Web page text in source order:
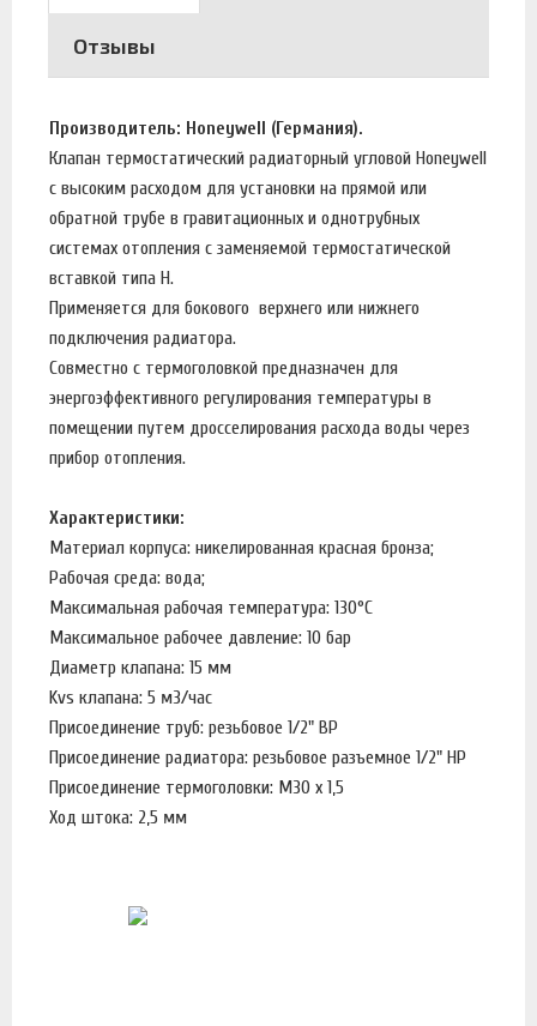
Отзывы
Производитель: Honeywell (Германия).
Клапан термостатический радиаторный угловой Honeywell
с высоким расходом для установки на прямой или
обратной трубе в гравитационных и однотрубных
системах отопления с заменяемой термостатической
вставкой типа H.
Применяется для бокового верхнего или нижнего
подключения радиатора.
Совместно с термоголовкой предназначен для
энергоэффективного регулирования температуры в
помещении путем дросселирования расхода воды через
прибор отопления.
Характеристики:
Материал корпуса: никелированная красная бронза;
Рабочая среда: вода;
Максимальная рабочая температура: 130°С
Максимальное рабочее давление: 10 бар
Диаметр клапана: 15 мм
Kvs клапана: 5 м3/час
Присоединение труб: резьбовое 1/2" ВР
Присоединение радиатора: резьбовое разъемное 1/2" НР
Присоединение термоголовки: М30 х 1,5
Ход штока: 2,5 мм